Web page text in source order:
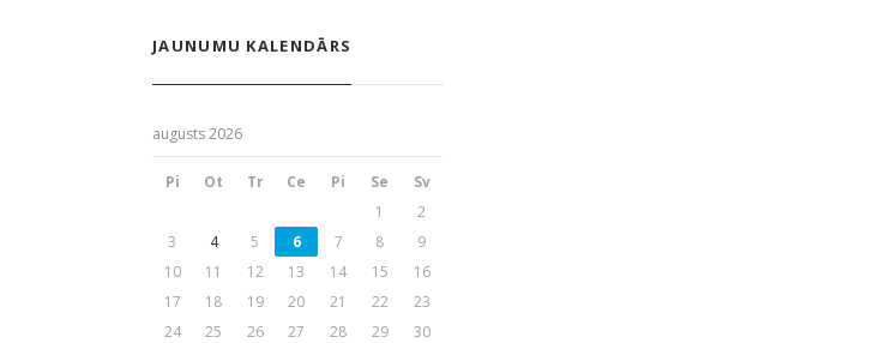
JAUNUMU KALENDĀRS
augusts 2026
Pi Ot Tr Ce Pi Se
Sv
1
2
3
4 5 6 7 8
9
10
11 12 13 14 15
16
17
18 19 20 21 22
23
24
25 26 27 28 29
30